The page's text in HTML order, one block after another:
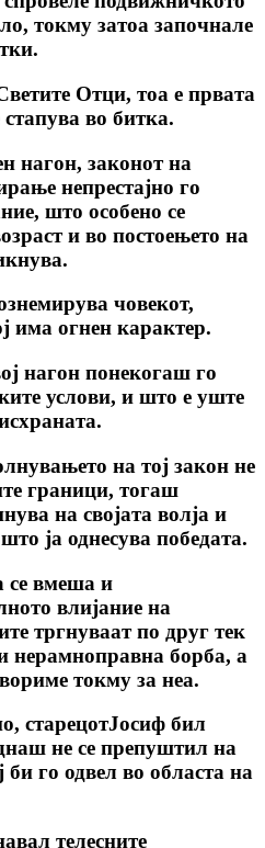
токму затоа започнале
Отци, тоа е првата
стапува во битка.
нагон, законот на
непрестајно го
што особено се
и во постоењето на
човекот,
има огнен карактер.
нагон понекогаш го
услови, и што е уште
на тој закон не
граници, тогаш
на својата волја и
ja однесува победата.
се вмеша и
влијание на
тргнуваат по друг тек
нерамноправна борба, а
токму за неа.
старецотЈосиф бил
не се препуштил на
го одвел во областа на
телесните